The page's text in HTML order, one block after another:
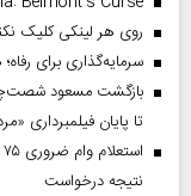
روی هر لینکی کلیک
سرمایه‌گذاری برای
بازگشت مسعود شصت‌چی
تا پایان فیلمبرداری
نتیجه درخواست